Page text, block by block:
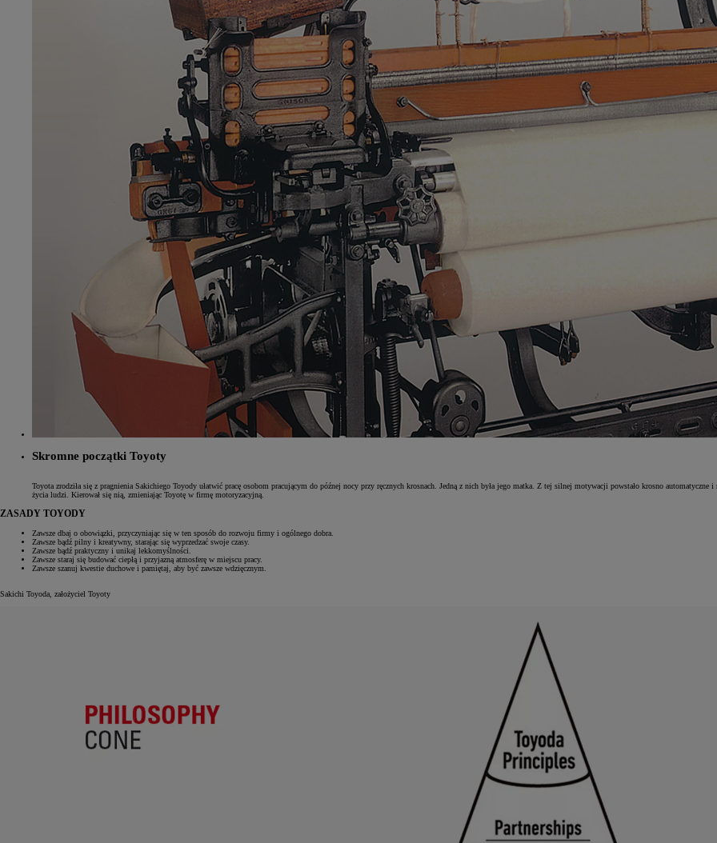
Od81 900 zł
Yaris Cross
HYBRID
Skromne początki Toyoty
Toyota zrodziła się z pragnienia Sakichiego Toyody ułatwić pracę osobom pracującym do późnej nocy przy ręcznych krosnach. Jedną z nich była jego matka. Z tej silnej motywacji powstało krosno
życia ludzi. Kierował się nią, zmieniając Toyotę w firmę motoryzacyjną.
ZASADY TOYODY
Zawsze dbaj o obowiązki, przyczyniając się w ten sposób do rozwoju firmy i ogólnego dobra.
Zawsze bądź pilny i kreatywny, starając się wyprzedzać swoje czasy.
Zawsze bądź praktyczny i unikaj lekkomyślności.
Zawsze staraj się budować ciepłą i przyjazną atmosferę w miejscu pracy.
Zawsze szanuj kwestie duchowe i pamiętaj, aby być zawsze wdzięcznym.
Sakichi Toyoda, założyciel Toyoty